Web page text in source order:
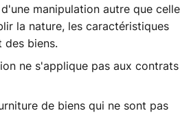
manipulation autre que celle
la nature, les caractéristiques
des biens.
ne s'applique pas aux contrats
de biens qui ne sont pas